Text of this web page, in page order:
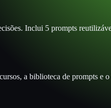
Inclui 5 prompts
a biblioteca de prompts e